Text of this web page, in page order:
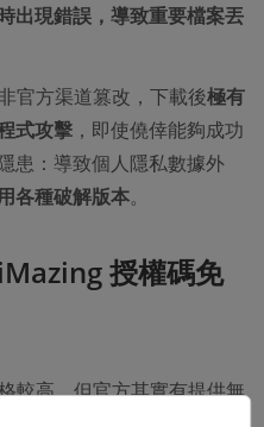
出現錯誤，導致重要檔案丟
官方渠道篡改，下載後極有
式攻擊 ，即使僥倖能夠成功
患：導致個人隱私數據外
各種破解版本。
授權碼免
較高，但官方其實有提供無